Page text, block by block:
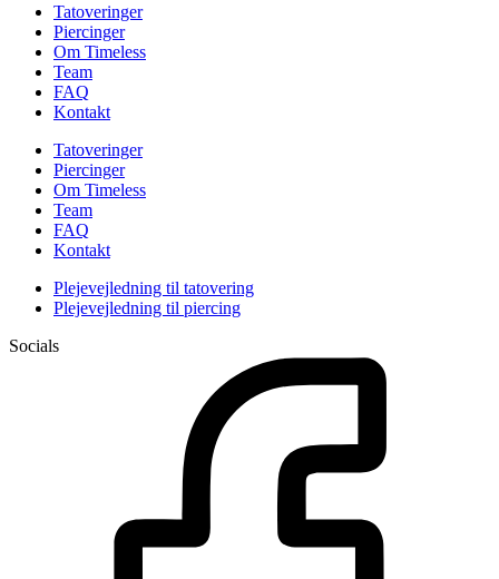
Tatoveringer
Piercinger
Om Timeless
Team
FAQ
Kontakt
Tatoveringer
Piercinger
Om Timeless
Team
FAQ
Kontakt
Plejevejledning til tatovering
Plejevejledning til piercing
Socials